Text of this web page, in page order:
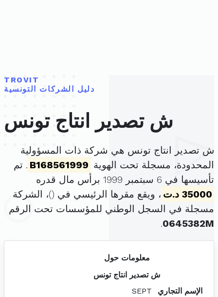
TROVIT
دليل الشركات التونسية
ش تصدير انتاج تونس
ش تصدير انتاج تونس هي شركة ذات المسؤولية
المحدودة، مسجلة تحت الهوية B168561999 . تم
تأسيسها في 6 سبتمبر 1999 برأس مال قدره
35000 د.ت
، ويقع مقرها الرئيسي في ()، الشركة
مسجلة في السجل الوطني للمؤسسات تحت الرقم
0645382M
.
معلومات حول
ش تصدير انتاج تونس
الإسم التجاري
SEPT